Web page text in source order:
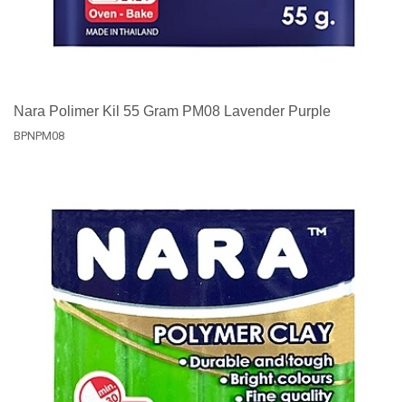
Nara Polimer Kil 55 Gram PM08 Lavender Purple
BPNPM08